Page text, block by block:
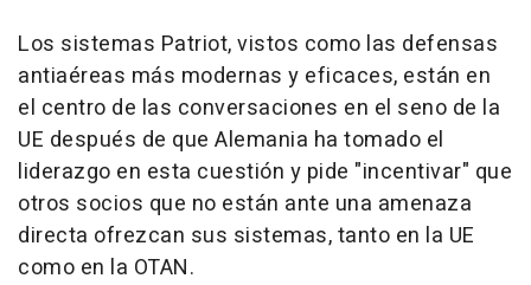
Los sistemas Patriot, vistos como las defensas
antiaéreas más modernas y eficaces, están en
el centro de las conversaciones en el seno de la
UE después de que Alemania ha tomado el
liderazgo en esta cuestión y pide "incentivar" que
otros socios que no están ante una amenaza
directa ofrezcan sus sistemas, tanto en la UE
como en la OTAN.